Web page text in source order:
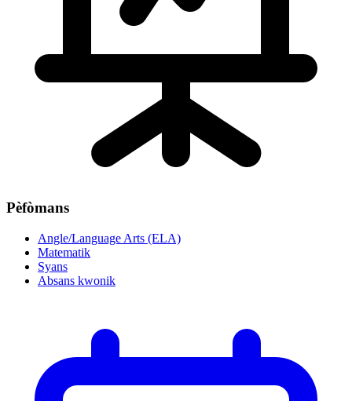
Pèfòmans
Angle/Language Arts (ELA)
Matematik
Syans
Absans kwonik